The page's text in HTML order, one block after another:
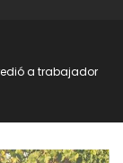
a trabajador